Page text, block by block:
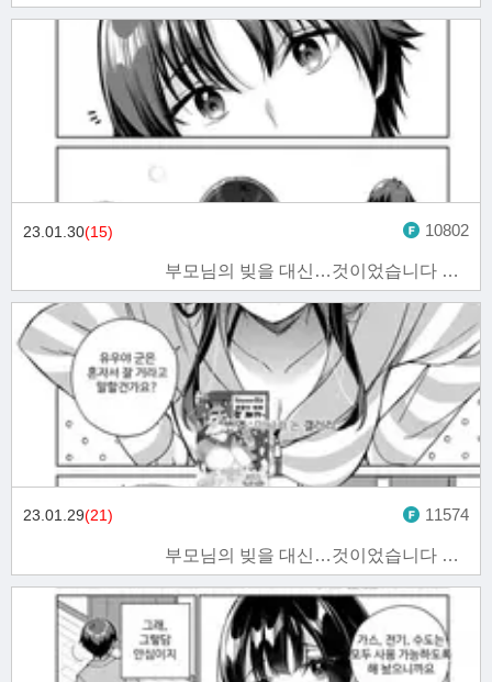
부모님의 빚을 대신…것이었습니다 8화
23.01.30(15) 10802
부모님의 빚을 대신…것이었습니다 7화
23.01.29(21) 11574